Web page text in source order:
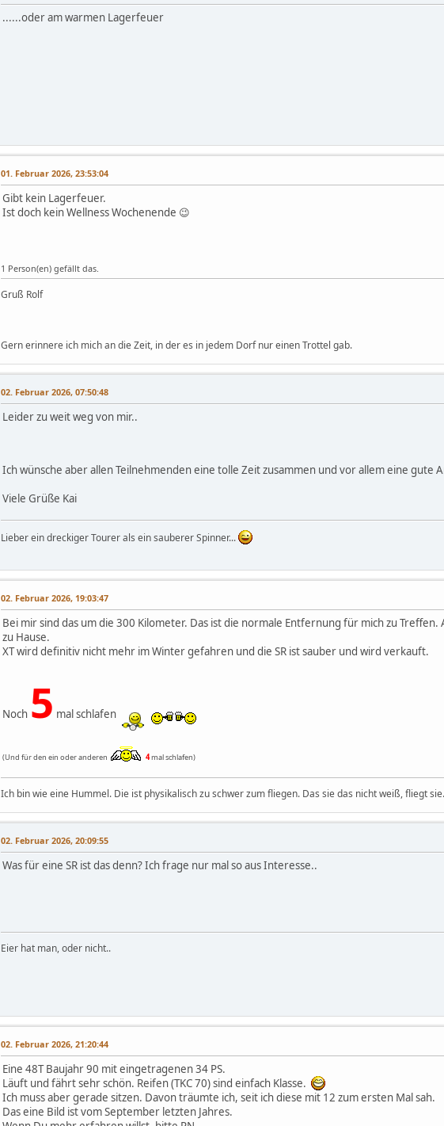
......oder am warmen Lagerfeuer
01. Februar 2026, 23:53:04
Gibt kein Lagerfeuer.
Ist doch kein Wellness Wochenende 😉
1 Person(en) gefällt das.
Gruß Rolf
Gern erinnere ich mich an die Zeit, in der es in jedem Dorf nur einen Trottel gab.
02. Februar 2026, 07:50:48
Leider zu weit weg von mir..
Ich wünsche aber allen Teilnehmenden eine tolle Zeit zusammen und vor allem eine gute
Viele Grüße Kai
Lieber ein dreckiger Tourer als ein sauberer Spinner...
02. Februar 2026, 19:03:47
Bei mir sind das um die 300 Kilometer. Das ist die normale Entfernung für mich zu Treffen.
zu Hause.
XT wird definitiv nicht mehr im Winter gefahren und die SR ist sauber und wird verkauft.
Noch 5 mal schlafen
(Und für den ein oder anderen 4mal schlafen)
Ich bin wie eine Hummel. Die ist physikalisch zu schwer zum fliegen. Das sie das nicht weiß, fliegt sie.
02. Februar 2026, 20:09:55
Was für eine SR ist das denn? Ich frage nur mal so aus Interesse..
Eier hat man, oder nicht..
02. Februar 2026, 21:20:44
Eine 48T Baujahr 90 mit eingetragenen 34 PS.
Läuft und fährt sehr schön. Reifen (TKC 70) sind einfach Klasse.
Ich muss aber gerade sitzen. Davon träumte ich, seit ich diese mit 12 zum ersten Mal sah.
Das eine Bild ist vom September letzten Jahres.